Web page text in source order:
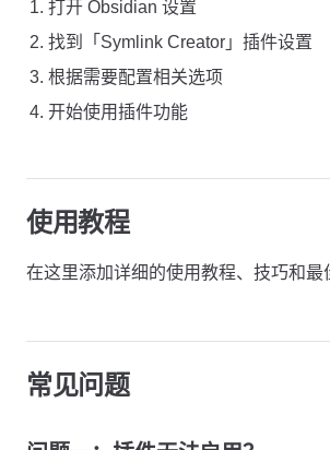
打开 Obsidian 设置
找到「Symlink Creator」插件设置
根据需要配置相关选项
开始使用插件功能
使用教程
在这里添加详细的使用教程、技巧和最
常见问题